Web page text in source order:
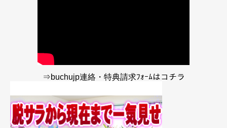
⇒buchujp連絡・特典請求ﾌｫｰﾑはコチラ